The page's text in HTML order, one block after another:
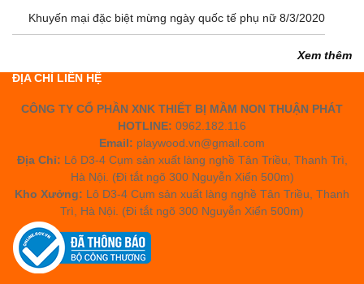
Khuyến mại đặc biệt mừng ngày quốc tế phụ nữ 8/3/2020
Xem thêm
ĐỊA CHỈ LIÊN HỆ
CÔNG TY CỔ PHẦN XNK THIẾT BỊ MẦM NON THUẬN PHÁT
HOTLINE: 0962.182.116
Email: playwood.vn@gmail.com
Địa Chỉ: Lô D3-4 Cụm sản xuất làng nghề Tân Triều, Thanh Trì,
Hà Nội. (Đi tắt ngõ 300 Nguyễn Xiển 500m)
Kho Xưởng: Lô D3-4 Cụm sản xuất làng nghề Tân Triều, Thanh
Trì, Hà Nội. (Đi tắt ngõ 300 Nguyễn Xiển 500m)